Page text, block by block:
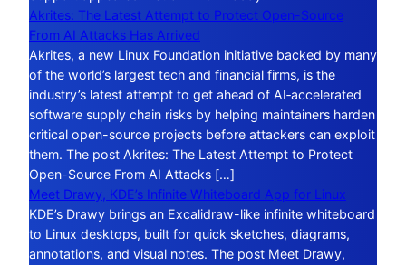
Akrites: The Latest Attempt to Protect Open-Source
From AI Attacks Has Arrived
Akrites, a new Linux Foundation initiative backed by many
of the world’s largest tech and financial firms, is the
industry’s latest attempt to get ahead of AI‑accelerated
software supply chain risks by helping maintainers harden
critical open-source projects before attackers can exploit
them. The post Akrites: The Latest Attempt to Protect
Open-Source From AI Attacks […]
Meet Drawy, KDE’s Infinite Whiteboard App for Linux
KDE’s Drawy brings an Excalidraw-like infinite whiteboard
to Linux desktops, built for quick sketches, diagrams,
annotations, and visual notes. The post Meet Drawy,